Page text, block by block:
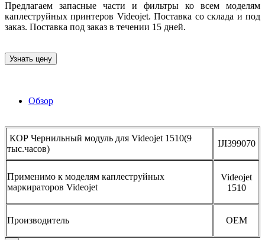
Предлагаем запасные части и фильтры ко всем моделям
каплеструйных принтеров Videojet. Поставка со склада и под
заказ. Поставка под заказ в течении 15 дней.
Узнать цену
Обзор
КОР Чернильный модуль для Videojet 1510(9
тыс.часов)
IJI399070
Применимо к моделям каплеструйных
маркираторов Videojet
Videojet
1510
Производитель OEM